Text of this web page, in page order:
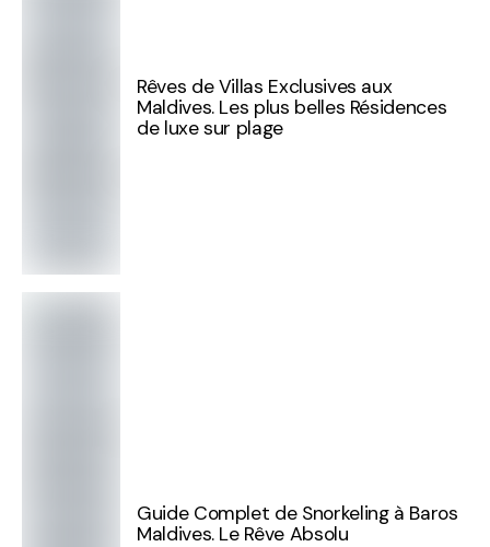
Rêves de Villas Exclusives aux
Maldives. Les plus belles Résidences
de luxe sur plage
Guide Complet de Snorkeling à Baros
Maldives. Le Rêve Absolu